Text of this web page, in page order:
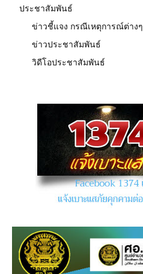
ประชาสัมพันธ์
ข่าวชี้แจง กรณีเหตุการณ์ต่างๆ
ข่าวประชาสัมพันธ์
วิดีโอประชาสัมพันธ์